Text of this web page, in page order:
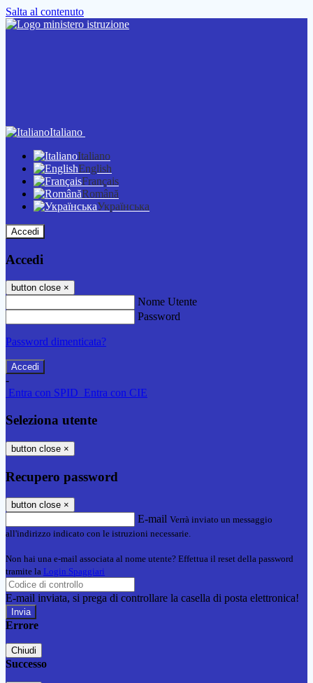
Salta al contenuto
Italiano
Italiano
English
Français
Română
Українська
Accedi
Accedi
button close ×
Nome Utente
Password
Password dimenticata?
-
Entra con SPID Entra con CIE
Seleziona utente
button close ×
Recupero password
button close ×
E-mail Verrà inviato un messaggio
all'indirizzo indicato con le istruzioni necessarie.
Non hai una e-mail associata al nome utente? Effettua il reset della password
tramite la Login Spaggiari
E-mail inviata, si prega di controllare la casella di posta elettronica!
Errore
Chiudi
Successo